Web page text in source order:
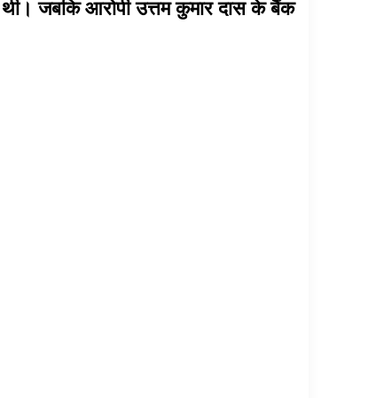
थी। जबकि आरोपी उत्तम कुमार दास के बैंक